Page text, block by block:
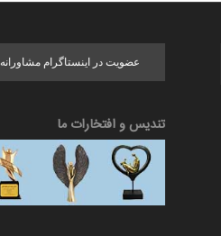
عضویت در اینستاگرام مشاورانه
تندیس و افتخارات ما